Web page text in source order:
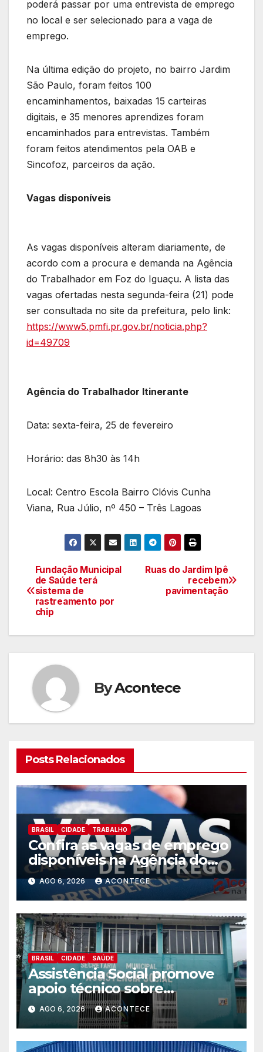
poderá passar por uma entrevista de emprego
no local e ser selecionado para a vaga de
emprego.
Na última edição do projeto, no bairro Jardim
São Paulo, foram feitos 100
encaminhamentos, baixadas 15 carteiras
digitais, e 35 menores aprendizes foram
encaminhados para entrevistas. Também
foram feitos atendimentos pela OAB e
Sincofoz, parceiros da ação.
Vagas disponíveis
As vagas disponíveis alteram diariamente, de
acordo com a procura e demanda na Agência
do Trabalhador em Foz do Iguaçu. A lista das
vagas ofertadas nesta segunda-feira (21) pode
ser consultada no site da prefeitura, pelo link:
https://www5.pmfi.pr.gov.br/noticia.php?
id=49709
Agência do Trabalhador Itinerante
Data: sexta-feira, 25 de fevereiro
Horário: das 8h30 às 14h
Local: Centro Escola Bairro Clóvis Cunha
Viana, Rua Júlio, nº 450 – Três Lagoas
Navegação
de
artigos
Ruas do Jardim Ipê
recebem
pavimentação
Fundação Municipal
de Saúde terá
sistema de
rastreamento por
chip
ByAcontece
Posts Relacionados
BRASIL CIDADE TRABALHO
Confira as vagas de emprego
disponíveis na Agência do
Trabalhador
AGO 6, 2026 ACONTECE
BRASIL CIDADE SAÚDE
Assistência Social promove
apoio técnico sobre
preparação e resposta a
situações de emergência e
calamidade pública
AGO 6, 2026 ACONTECE